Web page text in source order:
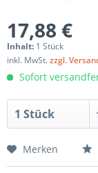
17,88 €
Inhalt: 1 Stück
inkl. MwSt.zzgl.
Sofort
Merken